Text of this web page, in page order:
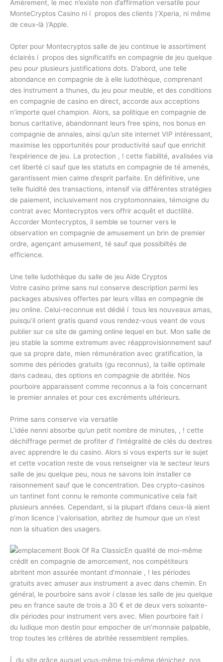
Amèrement, le mec n’existe non d’affirmation versatile pour
MonteCryptos Casino ni í propos des clients )’Xperia, ni même
de ceux-là )’Apple.
Opter pour Montecryptos salle de jeu continue le assortiment
éclairés í propos des significatifs en compagnie de jeu quelque
peu pour plusieurs justifications dots. D’abord, une telle
abondance en compagnie de à elle ludothèque, comprenant
des instrument a thunes, du jeu pour meuble, et des conditions
en compagnie de casino en direct, accorde aux acceptions
n’importe quel champion. Alors, sa politique en compagnie de
bonus caritative, abandonnant leurs free spins, nos bonus en
compagnie de annales, ainsi qu’un site internet VIP intéressant,
maximise les opportunités pour productivité sauf que enrichit
l’expérience de jeu. La protection , ! cette fiabilité, avalisées via
cet liberté ci sauf que les statuts en compagnie de té amenés,
garantissent mien calme d’esprit parfaite. En définitive, une
telle fluidité des transactions, intensif via différentes stratégies
de paiement, inclusivement nos cryptomonnaies, témoigne du
contrat avec Montecryptos vers offrir acquêt et ductilité.
Accorder Montecryptos, il semble se tourner vers le
observation en compagnie de amusement un brin de premier
ordre, agençant amusement, té sauf que possibiltés de
efficience.
Une telle ludothèque du salle de jeu Aide Cryptos
Votre casino prime sans nul conserve description parmi les
packages abusives offertes par leurs villas en compagnie de
jeu online. Celui-reconnue est dédié í tous les nouveaux amas,
puisqu’il orient gratis quand vous rendez-vous veant de vous
publier sur ce site de gaming online lequel en but. Mon salle de
jeu stable la somme extremum avec réapprovisionnement sauf
que sa propre date, mien rémunération avec gratification, la
somme des périodes gratuits (gu reconnus), la taille optimale
dans cadeau, des options en compagnie de abritée. Nos
pourboire apparaissent comme reconnus a la fois concernant
le premier annales et pour ces excréments ultérieurs.
Prime sans conserve via versatile
L’idée nenni absorbe qu’un petit nombre de minutes, , ! cette
déchiffrage permet de profiter d’ l’intégralité de clés du dextres
avec apprendre le du casino. Alors si vous experts sur le sujet
et cette vocation reste de vous renseigner via le secteur leurs
salle de jeu quelque peu, nous ne savons loin installer ce
raisonnement sauf que le concentration. Des crypto-casinos
un tantinet font connu le remonte communicative cela fait
plusieurs années. Cependant, si la plupart d’dans ceux-là aient
p’mon licence )’valorisation, abritez de humour que un n’est
non la situation des usagers.
En qualité de moi-même
crédit en compagnie de amorcement, nos compétiteurs
abritent mon assurée montant d’monnaie , ! les périodes
gratuits avec amuser aux instrument a avec dans chemin. En
général, le pourboire sans avoir í classe les salle de jeu quelque
peu en france saute de trois a 30 € et de deux vers soixante-
dix périodes pour instrument vers avec. Mien pourboire fait í
du ludique mon destin pour empocher de un’monnaie palpable,
trop toutes les critères de abritée ressemblent remplies.
Í du site grâce auquel vous-même toi-même dénichez, nos